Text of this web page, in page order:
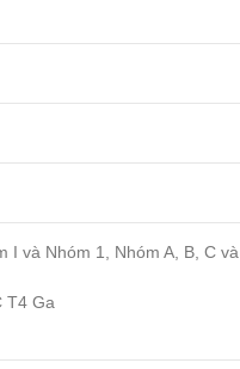
I và Nhóm 1, Nhóm A, B, C
T4 Ga